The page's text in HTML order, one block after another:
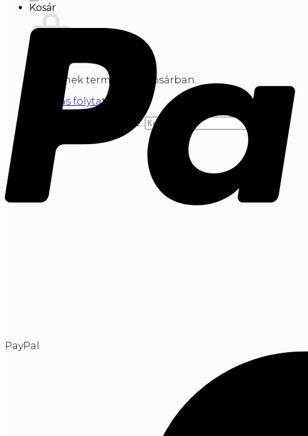
Kosár
Nincsenek termékek a kosárban.
Vásárlás folytatása
Keresés a következőre:
PayPal